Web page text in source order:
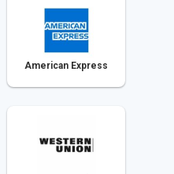
American Express